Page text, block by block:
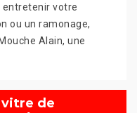
entretenir votre
ou un ramonage,
Alain, une
de